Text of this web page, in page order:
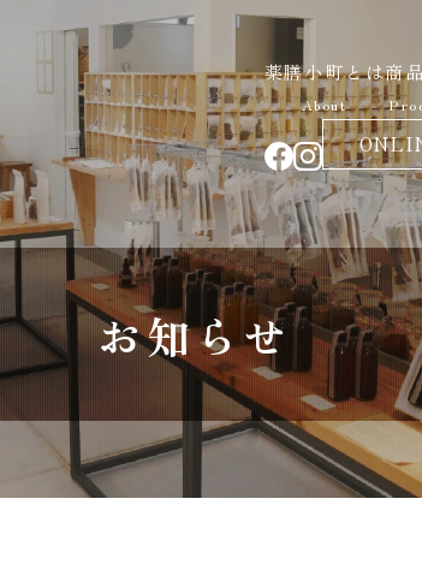
薬膳小町とは
About
商
お知らせ